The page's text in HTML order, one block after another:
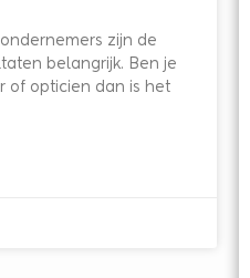
zijn de
belangrijk. Ben je
of opticien dan is het